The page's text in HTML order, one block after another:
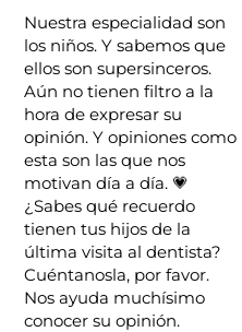
Nuestra especialidad son
los niños. Y sabemos que
ellos son supersinceros.
Aún no tienen filtro a la
hora de expresar su
opinión. Y opiniones como
esta son las que nos
motivan día a día. 💗
¿Sabes qué recuerdo
tienen tus hijos de la
última visita al dentista?
Cuéntanosla, por favor.
Nos ayuda muchísimo
conocer su opinión.